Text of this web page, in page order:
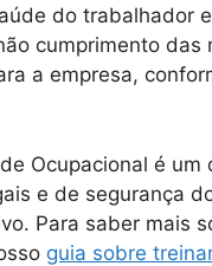
do trabalhador
cumprimento das
a empresa,
Ocupacional é
e de segurança
Para saber mais
guia sobre